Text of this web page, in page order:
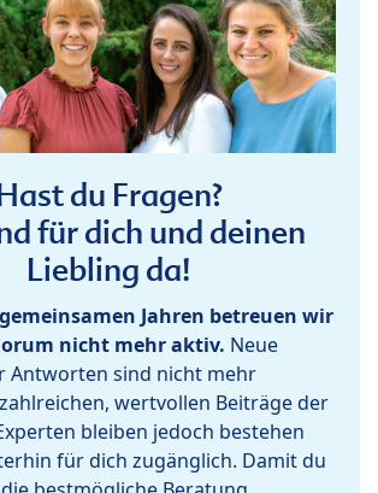
du Fragen?
für dich und deinen
Liebling da!
Jahren betreuen wir
nicht mehr aktiv. Neue
Antworten sind nicht mehr
wertvollen Beiträge der
bleiben jedoch bestehen
für dich zugänglich. Damit du